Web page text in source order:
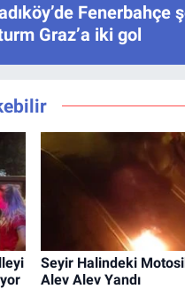
Fenerbahçe
Graz’a iki gol
Seyir Halindeki
Alev Alev Yandı